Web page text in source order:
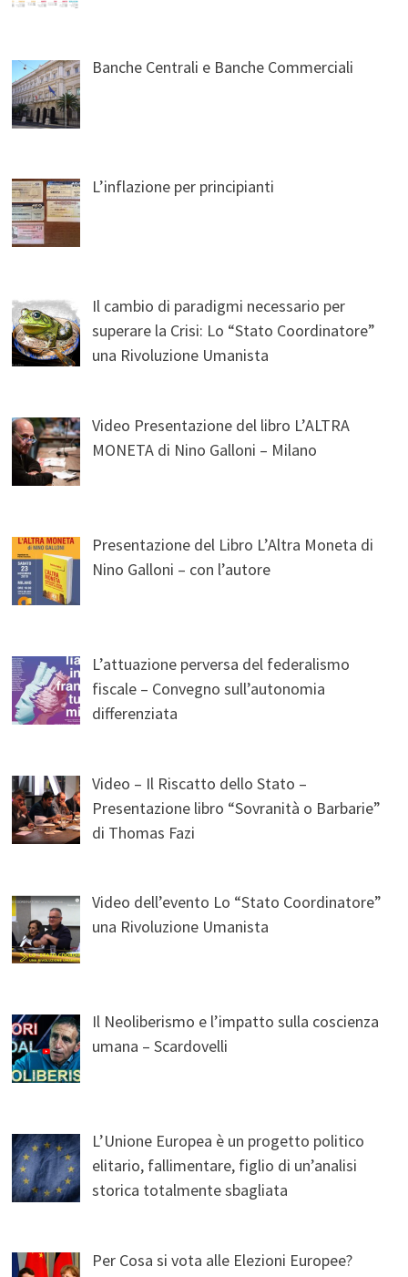
Banche Centrali e Banche Commerciali
L’inflazione per principianti
Il cambio di paradigmi necessario per
superare la Crisi: Lo “Stato Coordinatore”
una Rivoluzione Umanista
Video Presentazione del libro L’ALTRA
MONETA di Nino Galloni – Milano
Presentazione del Libro L’Altra Moneta di
Nino Galloni – con l’autore
L’attuazione perversa del federalismo
fiscale – Convegno sull’autonomia
differenziata
Video – Il Riscatto dello Stato –
Presentazione libro “Sovranità o Barbarie”
di Thomas Fazi
Video dell’evento Lo “Stato Coordinatore”
una Rivoluzione Umanista
Il Neoliberismo e l’impatto sulla coscienza
umana – Scardovelli
L’Unione Europea è un progetto politico
elitario, fallimentare, figlio di un’analisi
storica totalmente sbagliata
Per Cosa si vota alle Elezioni Europee?